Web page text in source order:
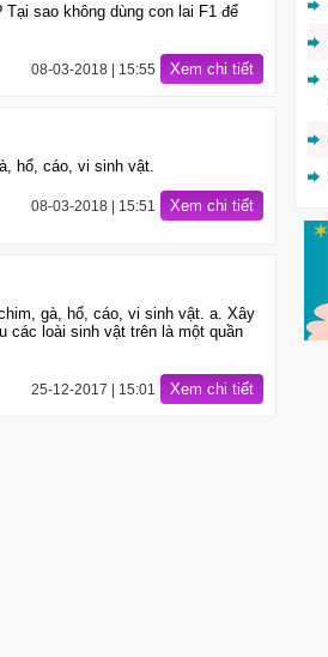
sao không dùng con lai F1 để
08-03-2018 | 15:55 Xem chi tiết
hổ, cáo, vi sinh vật.
08-03-2018 | 15:51 Xem chi tiết
gà, hổ, cáo, vi sinh vật. a. Xây
các loài sinh vật trên là một quần
25-12-2017 | 15:01 Xem chi tiết